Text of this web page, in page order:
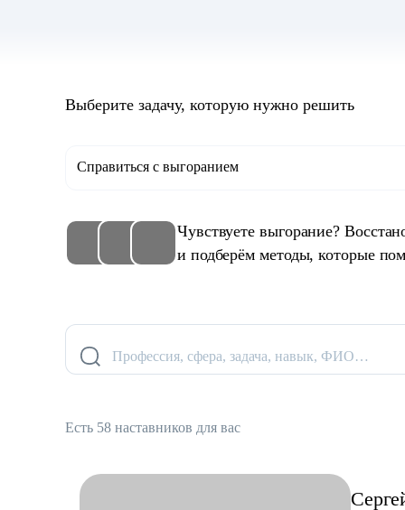
Выберите задачу, которую нужно решить
Справиться с выгоранием
Чувствуете выгорание?
и подберём методы, которые
Профессия, сфера, задача, навык, ФИО…
Есть 58 наставников для вас